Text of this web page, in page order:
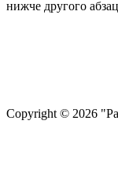
нижче другого
Сopyright © 2026